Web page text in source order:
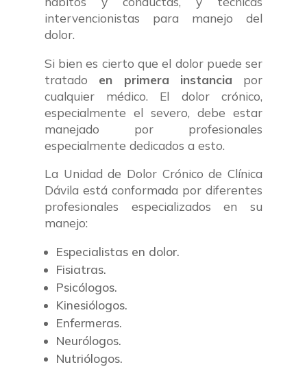
intervencionistas para manejo del
dolor.
Si bien es cierto que el dolor puede ser
tratado en primera instancia por
cualquier médico. El dolor crónico,
especialmente el severo, debe estar
manejado por profesionales
especialmente dedicados a esto.
La Unidad de Dolor Crónico de Clínica
Dávila está conformada por diferentes
profesionales especializados en su
manejo:
Especialistas en dolor.
Fisiatras.
Psicólogos.
Kinesiólogos.
Enfermeras.
Neurólogos.
Nutriólogos.